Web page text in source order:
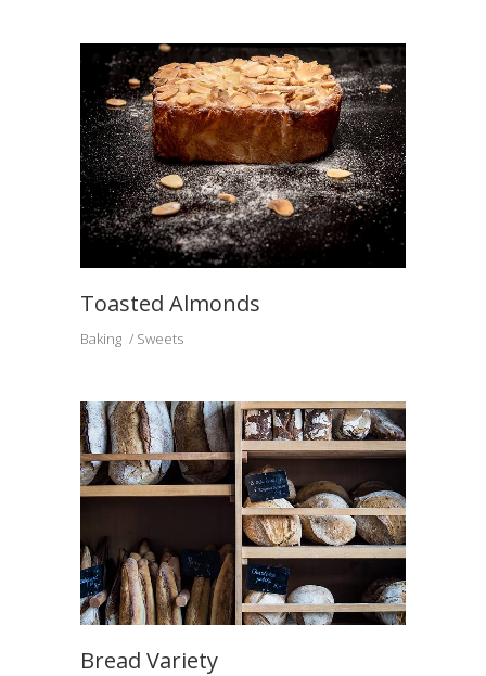
Toasted Almonds
Baking Sweets
Bread Variety